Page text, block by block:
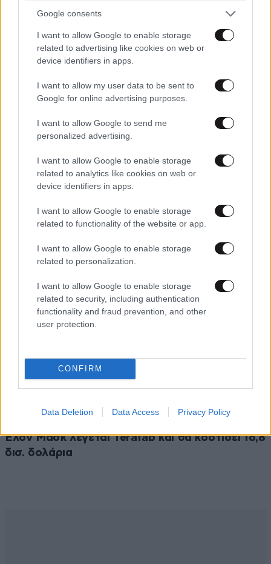
Google consents
I want to allow Google to enable storage
related to advertising like cookies on web or
device identifiers in apps.
I want to allow my user data to be sent to
Google for online advertising purposes.
I want to allow Google to send me
personalized advertising.
I want to allow Google to enable storage
related to analytics like cookies on web or
device identifiers in apps.
I want to allow Google to enable storage
related to functionality of the website or app.
I want to allow Google to enable storage
related to personalization.
I want to allow Google to enable storage
related to security, including authentication
functionality and fraud prevention, and other
user protection.
CONFIRM
Data Deletion Data Access Privacy Policy
6 λ. πριν
Σε 57χρονη από την Κυψέλη ανήκει η σορός
που βρέθηκε σε σπηλιά στον Λυκαβηττό – Τα
τραύματά της είναι συμβατά με πτώση
07·08·2026 23:03
Έλον Μασκ λέγεται Terafab και θα κοστίσει 16,8
δισ. δολάρια